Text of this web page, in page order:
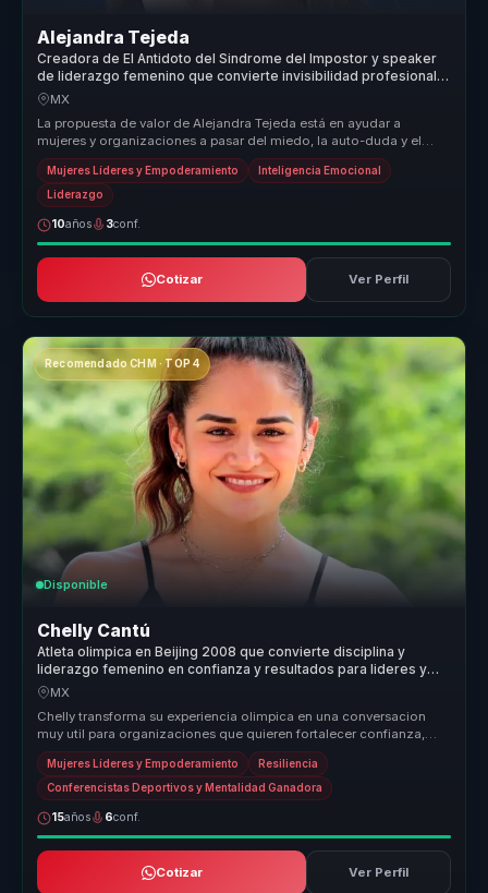
Alejandra Tejeda
Creadora de El Antidoto del Sindrome del Impostor y speaker
de liderazgo femenino que convierte invisibilidad profesional
en autoridad para mujeres lideres.
MX
La propuesta de valor de Alejandra Tejeda está en ayudar a
mujeres y organizaciones a pasar del miedo, la auto-duda y el
auto sabotaje a ...
Mujeres Líderes y Empoderamiento Inteligencia Emocional
Liderazgo
10años 3conf.
Cotizar Ver Perfil
Recomendado CHM · TOP 4
Disponible
Chelly Cantú
Atleta olimpica en Beijing 2008 que convierte disciplina y
liderazgo femenino en confianza y resultados para lideres y
equipos.
MX
Chelly transforma su experiencia olimpica en una conversacion
muy util para organizaciones que quieren fortalecer confianza,
disciplina y...
Mujeres Líderes y Empoderamiento Resiliencia
Conferencistas Deportivos y Mentalidad Ganadora
15años 6conf.
Cotizar Ver Perfil